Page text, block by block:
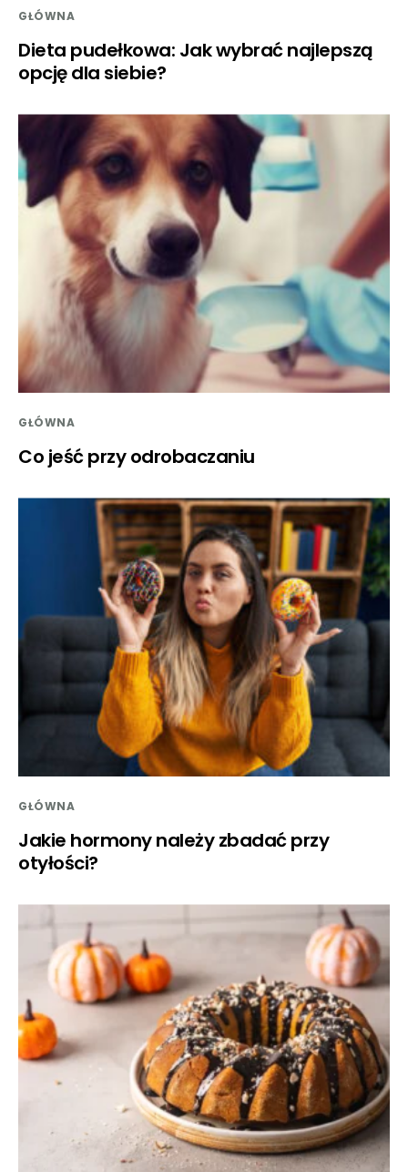
GŁÓWNA
Dieta pudełkowa: Jak wybrać najlepszą
opcję dla siebie?
GŁÓWNA
Co jeść przy odrobaczaniu
GŁÓWNA
Jakie hormony należy zbadać przy
otyłości?